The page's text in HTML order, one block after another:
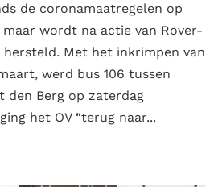
de coronamaatregelen op
wordt na actie van Rover-
hersteld. Met het inkrimpen van
werd bus 106 tussen
den Berg op zaterdag
het OV “terug naar...